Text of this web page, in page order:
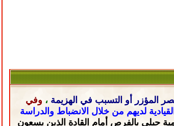
المؤزر أو التسبب في الهزيمة ، وفي
لديهم من خلال الانضباط والدراسة
حبلى بالفرص أمام القادة الذين يسعون